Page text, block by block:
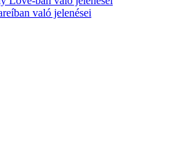
való jelenései